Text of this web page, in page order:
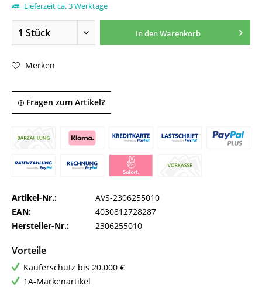
Lieferzeit ca. 3 Werktage
In denWarenkorb
Merken
Fragen zum Artikel?
Artikel-Nr.:
AVS-2306255010
EAN:
4030812728287
Hersteller-Nr.:
2306255010
Vorteile
Käuferschutz bis 20.000 €
1A-Markenartikel